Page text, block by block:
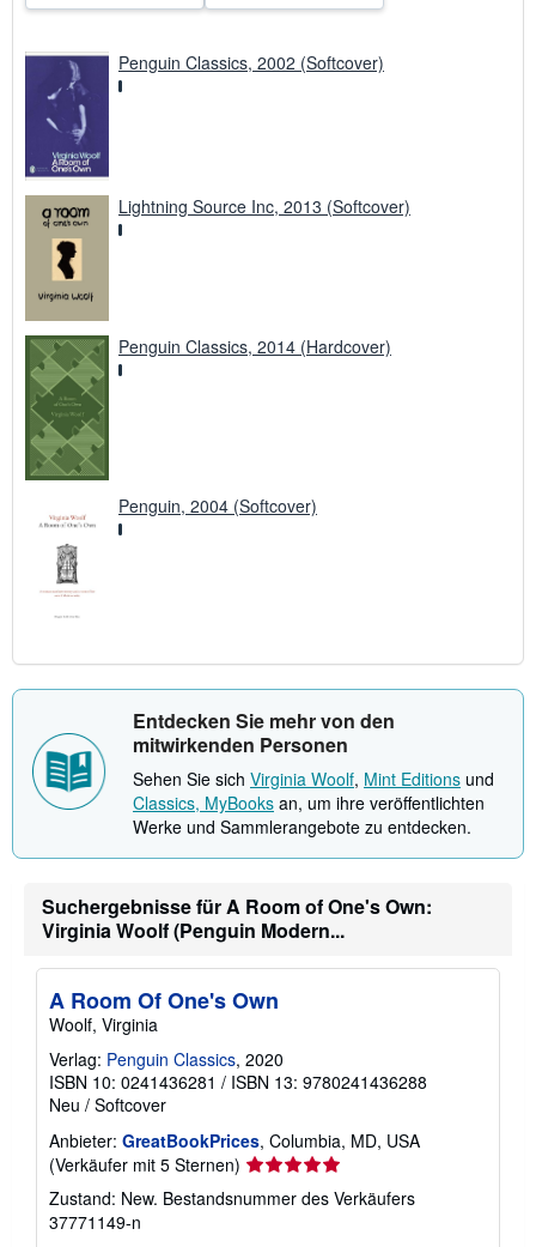
t
Penguin Classics, 2002 (Softcover)
Lightning Source Inc, 2013 (Softcover)
Penguin Classics, 2014 (Hardcover)
Penguin, 2004 (Softcover)
Entdecken Sie mehr von den
mitwirkenden Personen
Sehen Sie sich Virginia Woolf, Mint Editions und
Classics, MyBooks an, um ihre veröffentlichten
Werke und Sammlerangebote zu entdecken.
Suchergebnisse für A Room of One's Own:
Virginia Woolf (Penguin Modern...
A Room Of One's Own
Woolf, Virginia
Verlag: Penguin Classics, 2020
ISBN 10: 0241436281 / ISBN 13: 9780241436288
Neu / Softcover
Anbieter: GreatBookPrices, Columbia, MD, USA
(Verkäufer mit 5 Sternen) Verkäuferbewertung
von
Zustand: New. Bestandsnummer des Verkäufers
37771149-n